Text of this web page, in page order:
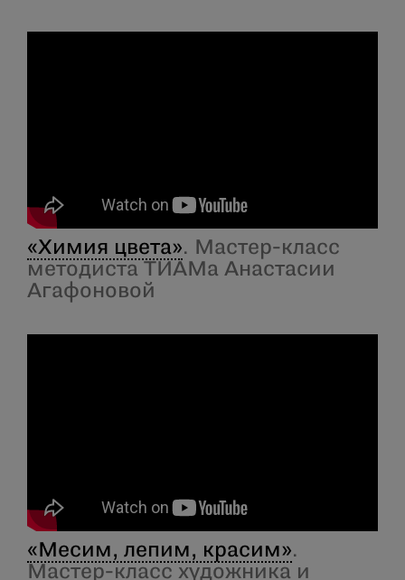
«Химия цвета». Мастер-класс
методиста ТИАМа Анастасии
Агафоновой
«Месим, лепим, красим».
Мастер-класс художника и